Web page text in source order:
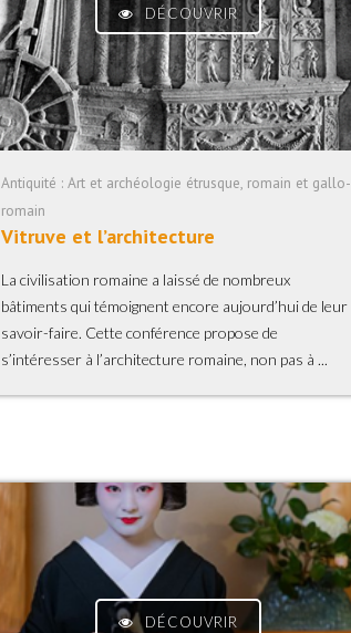
DÉCOUVRIR
Antiquité : Art et archéologie étrusque, romain et gallo-
romain
Vitruve et l’architecture
La civilisation romaine a laissé de nombreux
bâtiments qui témoignent encore aujourd’hui de leur
savoir-faire. Cette conférence propose de
s’intéresser à l’architecture romaine, non pas à ...
DÉCOUVRIR